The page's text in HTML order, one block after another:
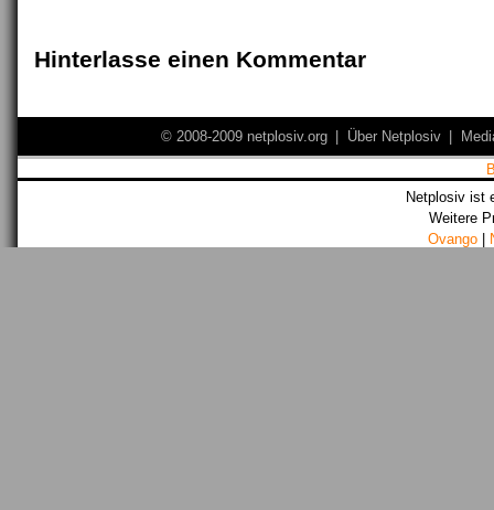
Hinterlasse einen Kommentar
© 2008-2009 netplosiv.org Über Netplosiv
Netplosiv ist
Weitere
Ovango